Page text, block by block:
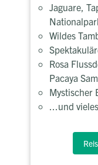
Jaguare,
Wildes
Rosa
Pacaya
Mystischer
...und